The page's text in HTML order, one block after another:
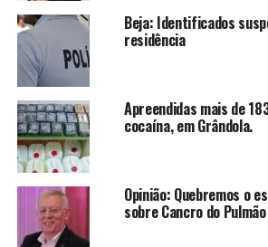
Beja: Identificados
residência
Apreendidas mais de
cocaína, em Grândola.
Opinião: Quebremos o
sobre Cancro do Pulmão